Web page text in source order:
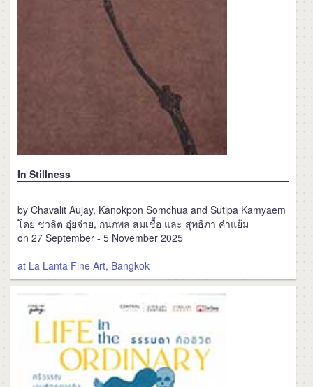
In Stillness
by Chavalit Aujay, Kanokpon Somchua and Sutipa Kamyaem
โดย ชวลิต อุ๋ยจ๋าย, กนกพล สมเชื้อ และ สุทธิภา คำแย้ม
on 27 September - 5 November 2025
at La Lanta Fine Art, Bangkok